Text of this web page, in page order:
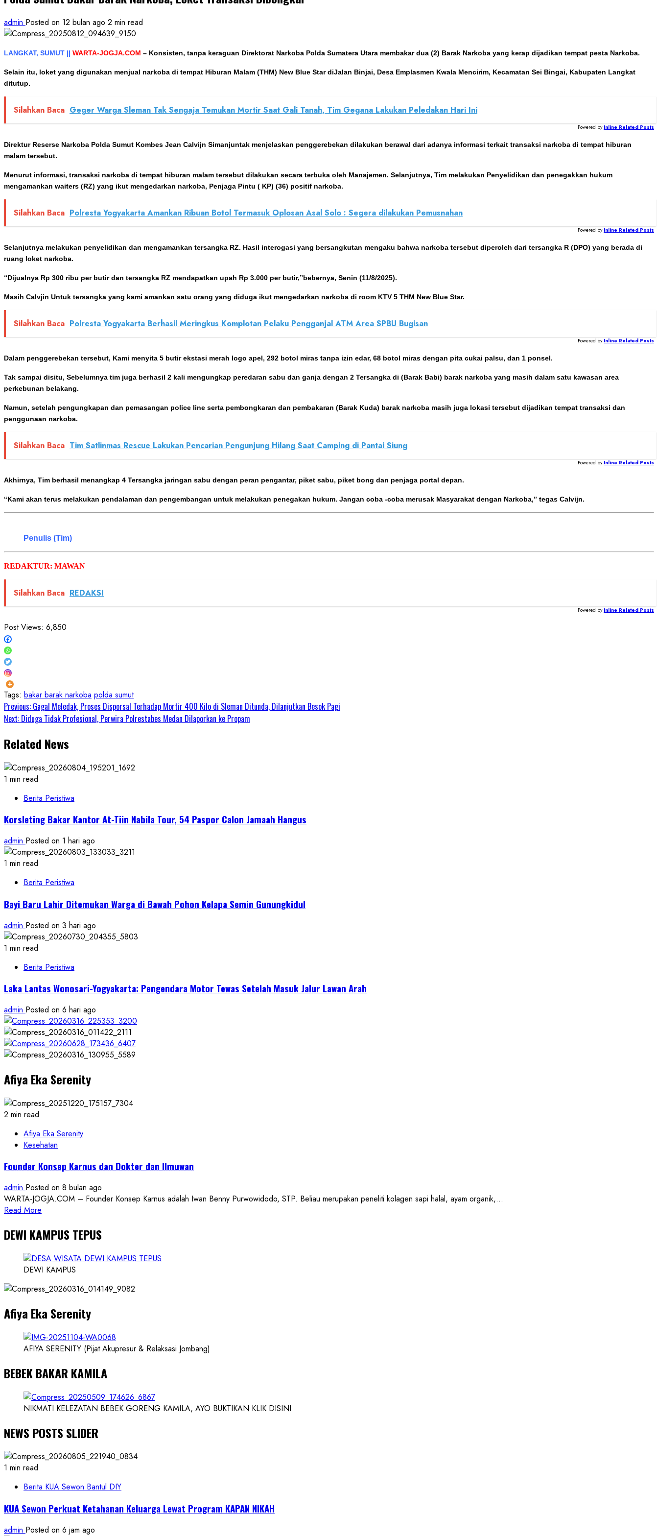
admin Posted on 12 bulan ago 2 min read
LANGKAT, SUMUT || WARTA-JOGJA.COM – Konsisten, tanpa keraguan Direktorat Narkoba Polda Sumatera Utara membakar dua (2) Barak Narkoba yang kerap dijadikan tempat pesta Narkoba.
Selain itu, loket yang digunakan menjual narkoba di tempat Hiburan Malam (THM) New Blue Star diJalan Binjai, Desa Emplasmen Kwala Mencirim, Kecamatan Sei Bingai, Kabupaten Langkat
ditutup.
Silahkan Baca Geger Warga Sleman Tak Sengaja Temukan Mortir Saat Gali Tanah, Tim Gegana Lakukan Peledakan Hari Ini
Powered by Inline Related Posts
Direktur Reserse Narkoba Polda Sumut Kombes Jean Calvijn Simanjuntak menjelaskan penggerebekan dilakukan berawal dari adanya informasi terkait transaksi narkoba di tempat hiburan
malam tersebut.
Menurut informasi, transaksi narkoba di tempat hiburan malam tersebut dilakukan secara terbuka oleh Manajemen. Selanjutnya, Tim melakukan Penyelidikan dan penegakkan hukum
mengamankan waiters (RZ) yang ikut mengedarkan narkoba, Penjaga Pintu ( KP) (36) positif narkoba.
Silahkan Baca Polresta Yogyakarta Amankan Ribuan Botol Termasuk Oplosan Asal Solo : Segera dilakukan Pemusnahan
Powered by Inline Related Posts
Selanjutnya melakukan penyelidikan dan mengamankan tersangka RZ. Hasil interogasi yang bersangkutan mengaku bahwa narkoba tersebut diperoleh dari tersangka R (DPO) yang berada di
ruang loket narkoba.
“Dijualnya Rp 300 ribu per butir dan tersangka RZ mendapatkan upah Rp 3.000 per butir,”bebernya, Senin (11/8/2025).
Masih Calvjin Untuk tersangka yang kami amankan satu orang yang diduga ikut mengedarkan narkoba di room KTV 5 THM New Blue Star.
Silahkan Baca Polresta Yogyakarta Berhasil Meringkus Komplotan Pelaku Pengganjal ATM Area SPBU Bugisan
Powered by Inline Related Posts
Dalam penggerebekan tersebut, Kami menyita 5 butir ekstasi merah logo apel, 292 botol miras tanpa izin edar, 68 botol miras dengan pita cukai palsu, dan 1 ponsel.
Tak sampai disitu, Sebelumnya tim juga berhasil 2 kali mengungkap peredaran sabu dan ganja dengan 2 Tersangka di (Barak Babi) barak narkoba yang masih dalam satu kawasan area
perkebunan belakang.
Namun, setelah pengungkapan dan pemasangan police line serta pembongkaran dan pembakaran (Barak Kuda) barak narkoba masih juga lokasi tersebut dijadikan tempat transaksi dan
penggunaan narkoba.
Silahkan Baca Tim Satlinmas Rescue Lakukan Pencarian Pengunjung Hilang Saat Camping di Pantai Siung
Powered by Inline Related Posts
Akhirnya, Tim berhasil menangkap 4 Tersangka jaringan sabu dengan peran pengantar, piket sabu, piket bong dan penjaga portal depan.
“Kami akan terus melakukan pendalaman dan pengembangan untuk melakukan penegakan hukum. Jangan coba -coba merusak Masyarakat dengan Narkoba,” tegas Calvijn.
Penulis (Tim)
REDAKTUR: MAWAN
Silahkan Baca REDAKSI
Powered by Inline Related Posts
Post Views: 6,850
Tags: bakar barak narkoba polda sumut
Continue
Reading
Previous: Gagal Meledak, Proses Disporsal Terhadap Mortir 400 Kilo di Sleman Ditunda, Dilanjutkan Besok Pagi
Next: Diduga Tidak Profesional, Perwira Polrestabes Medan Dilaporkan ke Propam
Related News
1 min read
Berita Peristiwa
Korsleting Bakar Kantor At-Tiin Nabila Tour, 54 Paspor Calon Jamaah Hangus
admin Posted on 1 hari ago
1 min read
Berita Peristiwa
Bayi Baru Lahir Ditemukan Warga di Bawah Pohon Kelapa Semin Gunungkidul
admin Posted on 3 hari ago
1 min read
Berita Peristiwa
Laka Lantas Wonosari-Yogyakarta: Pengendara Motor Tewas Setelah Masuk Jalur Lawan Arah
admin Posted on 6 hari ago
Afiya Eka Serenity
2 min read
Afiya Eka Serenity
Kesehatan
Founder Konsep Karnus dan Dokter dan Ilmuwan
admin Posted on 8 bulan ago
WARTA-JOGJA.COM – Founder Konsep Karnus adalah Iwan Benny Purwowidodo, STP. Beliau merupakan peneliti kolagen sapi halal, ayam organik,...
Read More
about
Founder
Konsep
Karnus
Dokter
Ilmuwan
DEWI KAMPUS TEPUS
DEWI KAMPUS
Afiya Eka Serenity
AFIYA SERENITY (Pijat Akupresur & Relaksasi Jombang)
BEBEK BAKAR KAMILA
NIKMATI KELEZATAN BEBEK GORENG KAMILA, AYO BUKTIKAN KLIK DISINI
NEWS POSTS SLIDER
1 min read
Berita KUA Sewon Bantul DIY
KUA Sewon Perkuat Ketahanan Keluarga Lewat Program KAPAN NIKAH
admin Posted on 6 jam ago